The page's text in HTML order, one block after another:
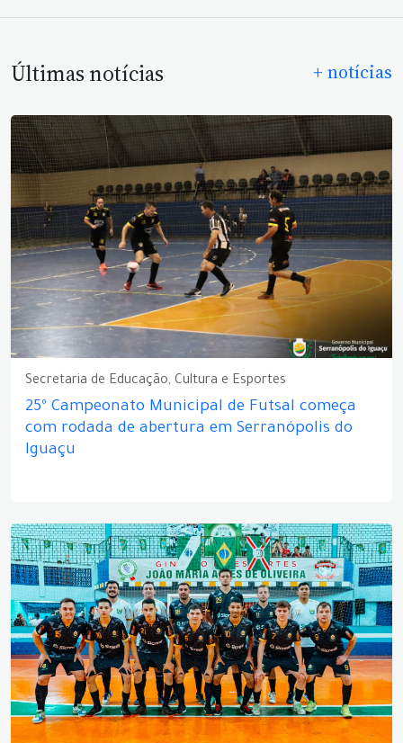
Últimas notícias + notícias
Secretaria de Educação, Cultura e Esportes
25º Campeonato Municipal de Futsal começa
com rodada de abertura em Serranópolis do
Iguaçu